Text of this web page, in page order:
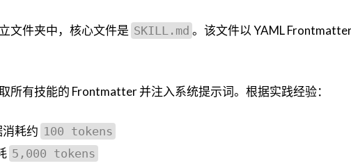
文件夹中，核心文件是 SKILL.md 。该文件以 YAML
所有技能的 Frontmatter 并注入系统提示词。根据实践经验：
耗约 100 tokens
5,000 tokens